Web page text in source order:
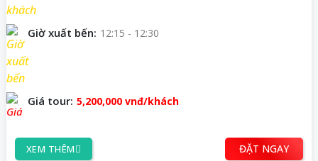
Giờ xuất bến: 12:15 - 12:30
Giá tour: 5,200,000 vnđ/khách
XEM THÊM ĐẶT NGAY